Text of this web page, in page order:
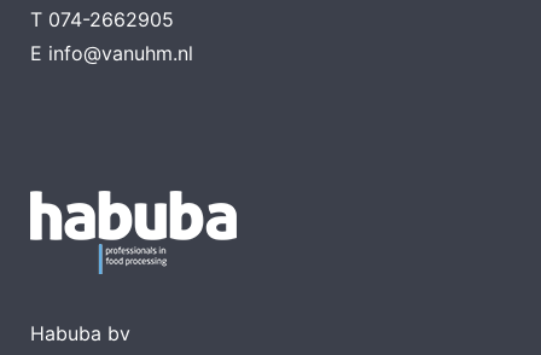
T 074-2662905
E info@vanuhm.nl
Habuba bv